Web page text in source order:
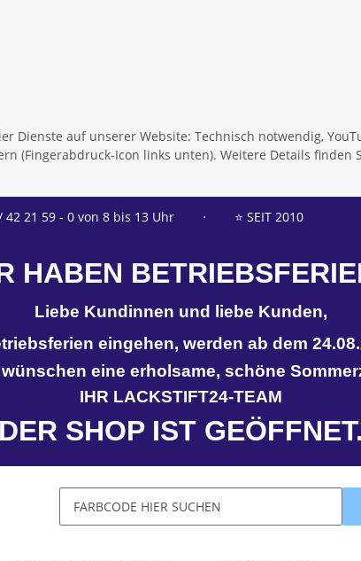
auf unserer Website: Technisch notwendig,
(Fingerabdruck-Icon links unten). Weitere Details finden
42 21 59 - 0 von 8 bis 13 Uhr ⋅ ⭐ SEIT 2010
HABEN
Liebe Kundinnen und liebe Kunden,
eingehen, werden ab dem
eine erholsame, schöne
IHR LACKSTIFT24-TEAM
DER SHOP IST GEÖFFNET.